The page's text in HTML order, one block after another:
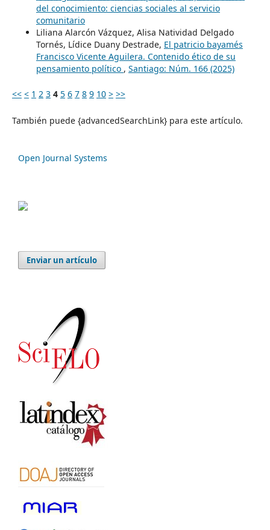
del conocimiento: ciencias sociales al servicio
comunitario
Liliana Alarcón Vázquez, Alisa Natividad Delgado
Tornés, Lídice Duany Destrade, El patricio bayamés
Francisco Vicente Aguilera. Contenido ético de su
pensamiento político , Santiago: Núm. 166 (2025)
<< < 1 2 3 4 5 6 7 8 9 10 > >>
También puede {advancedSearchLink} para este artículo.
Open Journal Systems
Enviar un artículo